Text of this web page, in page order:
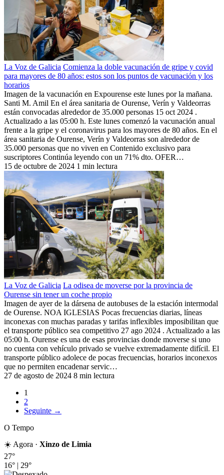
La Voz de Galicia Comienza la doble vacunación de gripe y covid
para mayores de 80 años: estos son los puntos de vacunación y los
horarios
Imagen de la vacunación en Expourense este lunes por la mañana.
Santi M. Amil En el área sanitaria de Ourense, Verín y Valdeorras
están convocadas alrededor de 35.000 personas 15 oct 2024 .
Actualizado a las 05:00 h. Este lunes comenzó la vacunación anual
frente a la gripe y el coronavirus para los mayores de 80 años. En el
área sanitaria de Ourense, Verín y Valdeorras son alrededor de
35.000 personas que no viven en Contenido exclusivo para
suscriptores Continúa leyendo con un 71% dto. OFER…
15 de octubre de 2024 1 min lectura
La Voz de Galicia La odisea de moverse por la provincia de
Ourense sin tener un coche propio
Imagen de ayer de la dársena de autobuses de la estación intermodal
de Ourense. NOA IGLESIAS Pocas frecuencias diarias, líneas
inconexas con muchas paradas y tarifas inflexibles imposibilitan que
el transporte público sea competitivo 27 ago 2024 . Actualizado a las
05:00 h. Ourense es una de esas provincias donde moverse si uno
no cuenta con vehículo privado se vuelve extremadamente difícil. El
transporte público adolece de pocas frecuencias, horarios inconexos
que no permiten encadenar servic…
27 de agosto de 2024 8 min lectura
1
2
Seguinte →
O Tempo
☀️ Agora · Xinzo de Limia
27°
16° | 29°